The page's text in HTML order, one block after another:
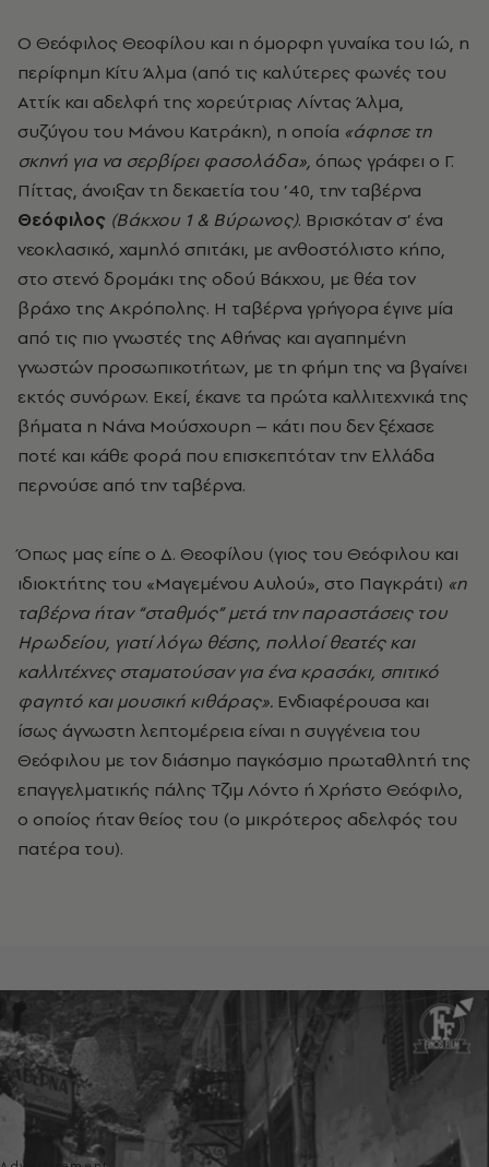
Ο Θεόφιλος Θεοφίλου και η όμορφη γυναίκα του Ιώ, η
περίφημη Κίτυ Άλμα (από τις καλύτερες φωνές του
Αττίκ και αδελφή της χορεύτριας Λίντας Άλμα,
συζύγου του Μάνου Κατράκη), η οποία «άφησε τη
σκηνή για να σερβίρει φασολάδα», όπως γράφει ο Γ.
Πίττας, άνοιξαν τη δεκαετία του ’40, την ταβέρνα
Θεόφιλος (Βάκχου 1 & Βύρωνος). Βρισκόταν σ’ ένα
νεοκλασικό, χαμηλό σπιτάκι, με ανθοστόλιστο κήπο,
στο στενό δρομάκι της οδού Βάκχου, με θέα τον
βράχο της Ακρόπολης. Η ταβέρνα γρήγορα έγινε μία
από τις πιο γνωστές της Αθήνας και αγαπημένη
γνωστών προσωπικοτήτων, με τη φήμη της να βγαίνει
εκτός συνόρων. Εκεί, έκανε τα πρώτα καλλιτεχνικά της
βήματα η Νάνα Μούσχουρη – κάτι που δεν ξέχασε
ποτέ και κάθε φορά που επισκεπτόταν την Ελλάδα
περνούσε από την ταβέρνα.
Όπως μας είπε ο Δ. Θεοφίλου (γιος του Θεόφιλου και
ιδιοκτήτης του «Μαγεμένου Αυλού», στο Παγκράτι) «η
ταβέρνα ήταν “σταθμός” μετά την παραστάσεις του
Ηρωδείου, γιατί λόγω θέσης, πολλοί θεατές και
καλλιτέχνες σταματούσαν για ένα κρασάκι, σπιτικό
φαγητό και μουσική κιθάρας». Ενδιαφέρουσα και
ίσως άγνωστη λεπτομέρεια είναι η συγγένεια του
Θεόφιλου με τον διάσημο παγκόσμιο πρωταθλητή της
επαγγελματικής πάλης Τζιμ Λόντο ή Χρήστο Θεόφιλο,
ο οποίος ήταν θείος του (ο μικρότερος αδελφός του
πατέρα του).